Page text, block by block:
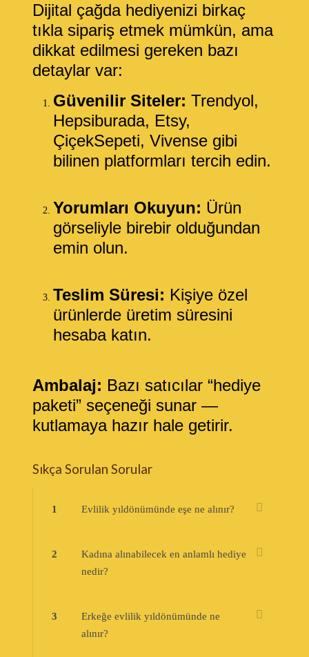
Dijital çağda hediyenizi birkaç
tıkla sipariş etmek mümkün, ama
dikkat edilmesi gereken bazı
detaylar var:
Güvenilir Siteler: Trendyol,
Hepsiburada, Etsy,
ÇiçekSepeti, Vivense gibi
bilinen platformları tercih edin.
Yorumları Okuyun: Ürün
görseliyle birebir olduğundan
emin olun.
Teslim Süresi: Kişiye özel
ürünlerde üretim süresini
hesaba katın.
Ambalaj: Bazı satıcılar “hediye
paketi” seçeneği sunar —
kutlamaya hazır hale getirir.
Sıkça Sorulan Sorular
1 Evlilik yıldönümünde eşe ne alınır?
2
Kadına alınabilecek en anlamlı hediye
nedir?
3
Erkeğe evlilik yıldönümünde ne
alınır?